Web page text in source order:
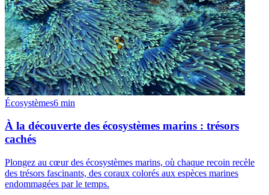
Écosystèmes6 min
À la découverte des écosystèmes marins : trésors
cachés
Plongez au cœur des écosystèmes marins, où chaque recoin recèle
des trésors fascinants, des coraux colorés aux espèces marines
endommagées par le temps.